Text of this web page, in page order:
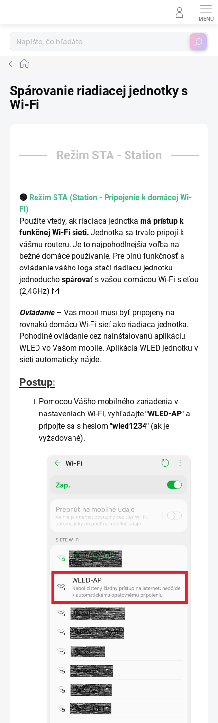
Hľadať
Domov
Spárovanie riadiacej jednotky s
Wi-Fi
Režim STA - Station
🟢 Režim STA (Station - Pripojenie k domácej Wi-
Fi)
Použite vtedy, ak riadiaca jednotka má prístup k
funkčnej Wi-Fi sieti. Jednotka sa trvalo pripojí k
vášmu routeru. Je to najpohodlnejšia voľba na
bežné domáce používanie. Pre plnú funkčnosť a
ovládanie vášho loga stačí riadiacu jednotku
jednoducho spárovaťs vašou domácou Wi-Fi sieťou
(2,4GHz) 🛜
Ovládanie– Váš mobil musí byť pripojený na
rovnakú domácu Wi-Fi sieť ako riadiaca jednotka.
Pohodlné ovládanie cez nainštalovanú aplikáciu
WLED vo Vašom mobile. Aplikácia WLED jednotku v
sieti automaticky nájde.
Postup:
Pomocou Vášho mobilného zariadenia v
nastaveniach Wi-Fi, vyhľadajte "WLED-AP" a
pripojte sa s heslom "wled1234" (ak je
vyžadované).